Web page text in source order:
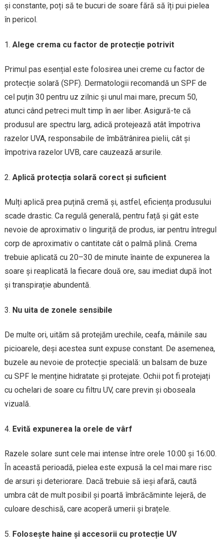
și constante, poți să te bucuri de soare fără să îți pui pielea
în pericol.
Alege crema cu factor de protecție potrivit
Primul pas esențial este folosirea unei creme cu factor de
protecție solară (SPF). Dermatologii recomandă un SPF de
cel puțin 30 pentru uz zilnic și unul mai mare, precum 50,
atunci când petreci mult timp în aer liber. Asigură-te că
produsul are spectru larg, adică protejează atât împotriva
razelor UVA, responsabile de îmbătrânirea pielii, cât și
împotriva razelor UVB, care cauzează arsurile.
Aplică protecția solară corect și suficient
Mulți aplică prea puțină cremă și, astfel, eficiența produsului
scade drastic. Ca regulă generală, pentru față și gât este
nevoie de aproximativ o linguriță de produs, iar pentru întregul
corp de aproximativ o cantitate cât o palmă plină. Crema
trebuie aplicată cu 20–30 de minute înainte de expunerea la
soare și reaplicată la fiecare două ore, sau imediat după înot
și transpirație abundentă.
Nu uita de zonele sensibile
De multe ori, uităm să protejăm urechile, ceafa, mâinile sau
picioarele, deși acestea sunt expuse constant. De asemenea,
buzele au nevoie de protecție specială: un balsam de buze
cu SPF le menține hidratate și protejate. Ochii pot fi protejați
cu ochelari de soare cu filtru UV, care previn și oboseala
vizuală.
Evită expunerea la orele de vârf
Razele solare sunt cele mai intense între orele 10:00 și 16:00.
În această perioadă, pielea este expusă la cel mai mare risc
de arsuri și deteriorare. Dacă trebuie să ieși afară, caută
umbra cât de mult posibil și poartă îmbrăcăminte lejeră, de
culoare deschisă, care acoperă umerii și brațele.
Folosește haine și accesorii cu protecție UV